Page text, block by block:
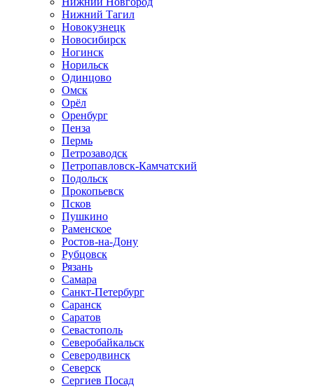
Нижний Тагил
Новокузнецк
Новосибирск
Ногинск
Норильск
Одинцово
Омск
Орёл
Оренбург
Пенза
Пермь
Петрозаводск
Петропавловск-Камчатский
Подольск
Прокопьевск
Псков
Пушкино
Раменское
Ростов-на-Дону
Рубцовск
Рязань
Самара
Санкт-Петербург
Саранск
Саратов
Севастополь
Северобайкальск
Северодвинск
Северск
Сергиев Посад